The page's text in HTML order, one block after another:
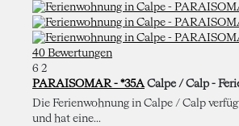
40 Bewertungen
6 2
PARAISOMAR - *35A Calpe / Calp -
Die Ferienwohnung in Calpe / Calp
und hat eine...